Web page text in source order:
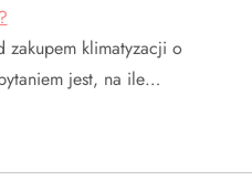
zakupem klimatyzacji o
jest, na ile…